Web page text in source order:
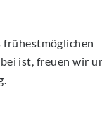
frühestmöglichen
ist, freuen wir